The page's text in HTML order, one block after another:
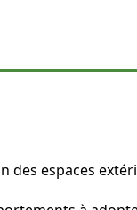
des espaces